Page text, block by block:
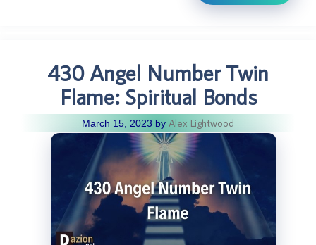
430 Angel Number Twin
Flame: Spiritual Bonds
March 15, 2023 by Alex Lightwood